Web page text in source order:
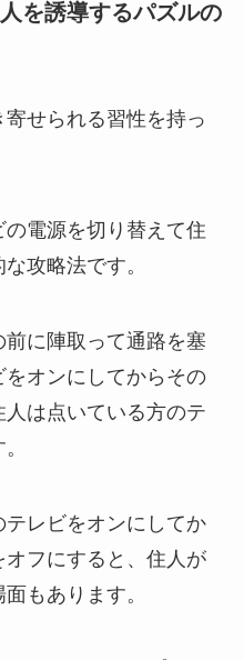
を誘導するパズルの
せられる習性を持っ
電源を切り替えて住
攻略法です。
に陣取って通路を塞
オンにしてからその
は点いている方のテ
レビをオンにしてか
フにすると、住人が
もあります。